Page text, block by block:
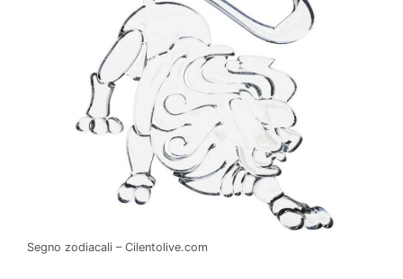
Segno zodiacali – Cilentolive.com